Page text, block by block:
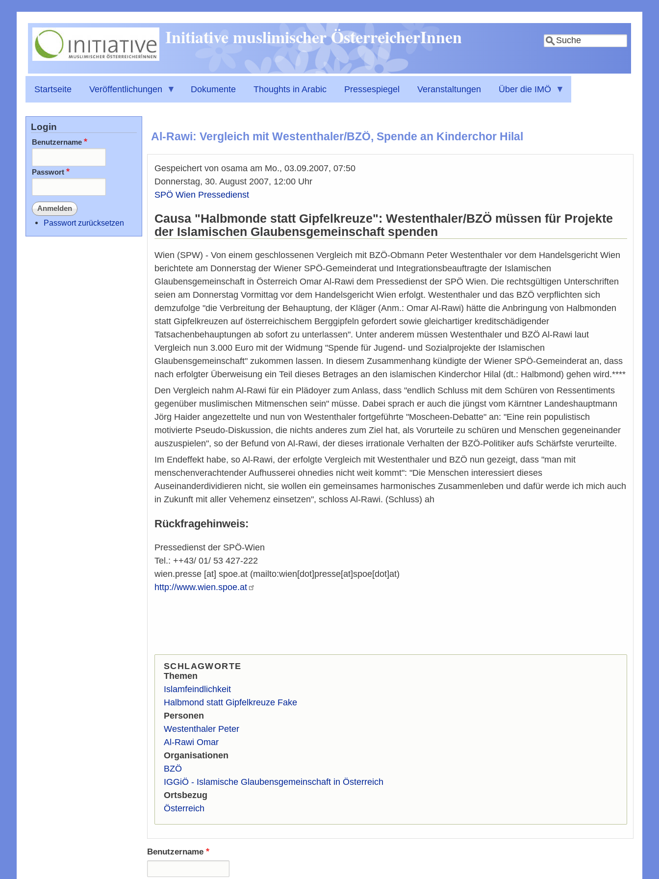
zum
Inhalt
Suche
Initiative muslimischer ÖsterreicherInnen
Startseite Veröffentlichungen Dokumente Thoughts in Arabic Pressespiegel Veranstaltungen Über die IMÖ
Al-Rawi: Vergleich mit Westenthaler/BZÖ, Spende an Kinderchor Hilal
Gespeichert von osama am Mo., 03.09.2007, 07:50
Donnerstag, 30. August 2007, 12:00 Uhr
SPÖ Wien Pressedienst
Causa "Halbmonde statt Gipfelkreuze": Westenthaler/BZÖ müssen für Projekte
der Islamischen Glaubensgemeinschaft spenden
Wien (SPW) - Von einem geschlossenen Vergleich mit BZÖ-Obmann Peter Westenthaler vor dem Handelsgericht Wien
berichtete am Donnerstag der Wiener SPÖ-Gemeinderat und Integrationsbeauftragte der Islamischen
Glaubensgemeinschaft in Österreich Omar Al-Rawi dem Pressedienst der SPÖ Wien. Die rechtsgültigen Unterschriften
seien am Donnerstag Vormittag vor dem Handelsgericht Wien erfolgt. Westenthaler und das BZÖ verpflichten sich
demzufolge "die Verbreitung der Behauptung, der Kläger (Anm.: Omar Al-Rawi) hätte die Anbringung von Halbmonden
statt Gipfelkreuzen auf österreichischem Berggipfeln gefordert sowie gleichartiger kreditschädigender
Tatsachenbehauptungen ab sofort zu unterlassen". Unter anderem müssen Westenthaler und BZÖ Al-Rawi laut
Vergleich nun 3.000 Euro mit der Widmung "Spende für Jugend- und Sozialprojekte der Islamischen
Glaubensgemeinschaft" zukommen lassen. In diesem Zusammenhang kündigte der Wiener SPÖ-Gemeinderat an, dass
nach erfolgter Überweisung ein Teil dieses Betrages an den islamischen Kinderchor Hilal (dt.: Halbmond) gehen wird.****
Den Vergleich nahm Al-Rawi für ein Plädoyer zum Anlass, dass "endlich Schluss mit dem Schüren von Ressentiments
gegenüber muslimischen Mitmenschen sein" müsse. Dabei sprach er auch die jüngst vom Kärntner Landeshauptmann
Jörg Haider angezettelte und nun von Westenthaler fortgeführte "Moscheen-Debatte" an: "Eine rein populistisch
motivierte Pseudo-Diskussion, die nichts anderes zum Ziel hat, als Vorurteile zu schüren und Menschen gegeneinander
auszuspielen", so der Befund von Al-Rawi, der dieses irrationale Verhalten der BZÖ-Politiker aufs Schärfste verurteilte.
Im Endeffekt habe, so Al-Rawi, der erfolgte Vergleich mit Westenthaler und BZÖ nun gezeigt, dass "man mit
menschenverachtender Aufhusserei ohnedies nicht weit kommt": "Die Menschen interessiert dieses
Auseinanderdividieren nicht, sie wollen ein gemeinsames harmonisches Zusammenleben und dafür werde ich mich auch
in Zukunft mit aller Vehemenz einsetzen", schloss Al-Rawi. (Schluss) ah
Rückfragehinweis:
Pressedienst der SPÖ-Wien
Tel.: ++43/ 01/ 53 427-222
wien.presse[at] spoe.at(mailto:wien[dot]presse[at]spoe[dot]at)
http://www.wien.spoe.at
SCHLAGWORTE
Themen
Islamfeindlichkeit
Halbmond statt Gipfelkreuze Fake
Personen
Westenthaler Peter
Al-Rawi Omar
Organisationen
BZÖ
IGGiÖ - Islamische Glaubensgemeinschaft in Österreich
Ortsbezug
Österreich
Benutzername
Login
Benutzername
Passwort
Passwort zurücksetzen